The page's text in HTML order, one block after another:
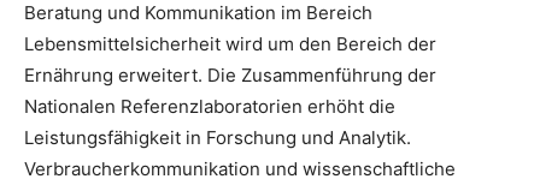
Beratung und Kommunikation im Bereich
Lebensmittelsicherheit wird um den Bereich der
Ernährung erweitert. Die Zusammenführung der
Nationalen Referenzlaboratorien erhöht die
Leistungsfähigkeit in Forschung und Analytik.
Verbraucherkommunikation und wissenschaftliche